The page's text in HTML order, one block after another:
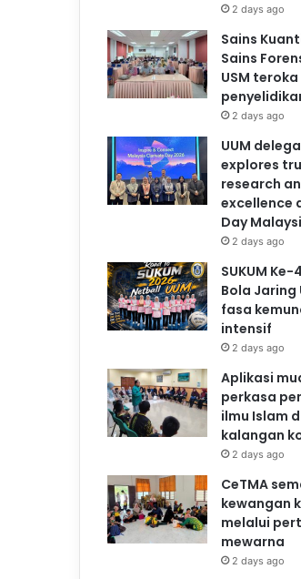
2 days ago
Sains
Sains
USM
2 days ago
UUM
explores
research
excellence
Day
2 days ago
SUKUM
Bola Jaring
fasa
intensif
2 days ago
Aplikasi
perkasa
ilmu Islam
kalangan
2 days ago
CeTMA
kewangan
melalui
mewarna
2 days ago